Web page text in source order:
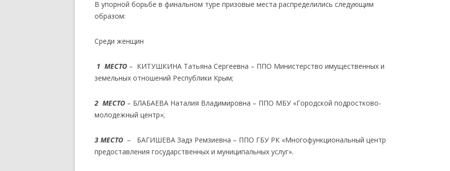
В упорной борьбе в финальном туре призовые места распределились следующим
образом:
Среди женщин
1 МЕСТО – КИТУШКИНА Татьяна Сергеевна – ППО Министерство имущественных и
земельных отношений Республики Крым;
2 МЕСТО – БЛАБАЕВА Наталия Владимировна – ППО МБУ «Городской подростково-
молодежный центр»;
3 МЕСТО – БАГИШЕВА Задэ Ремзиевна – ППО ГБУ РК «Многофункциональный центр
предоставления государственных и муниципальных услуг».